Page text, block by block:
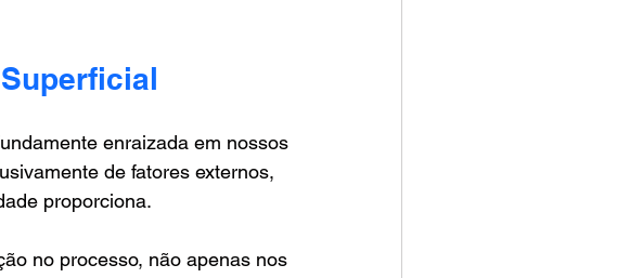
enraizada em nossos
de fatores externos,
proporciona.
no processo, não apenas nos